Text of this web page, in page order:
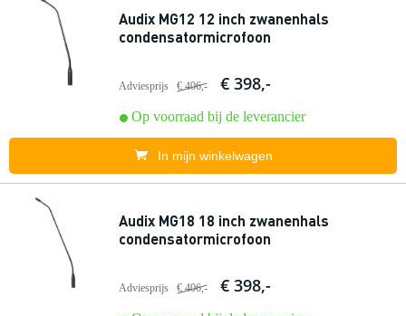
Audix MG12 12 inch zwanenhals
condensatormicrofoon
Adviesprijs € 406,- € 398,-
Op voorraad bij de leverancier
In mijn winkelwagen
Audix MG18 18 inch zwanenhals
condensatormicrofoon
Adviesprijs € 406,- € 398,-